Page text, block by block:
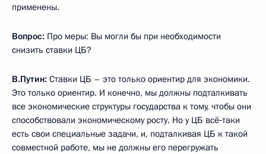
применены.
Вопрос: Про меры: Вы могли бы при необходимости
снизить ставки ЦБ?
В.Путин: Ставки ЦБ – это только ориентир для экономики.
Это только ориентир. И конечно, мы должны подталкивать
все экономические структуры государства к тому, чтобы они
способствовали экономическому росту. Но у ЦБ всё‑таки
есть свои специальные задачи, и, подталкивая ЦБ к такой
совместной работе, мы не должны его перегружать